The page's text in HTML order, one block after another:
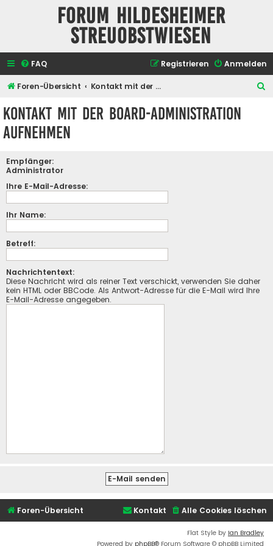
Forum Hildesheimer
Streuobstwiesen
FAQ Anmelden
Registrieren
Foren-Übersicht Kontakt mit der Board-Administration aufnehmen
Kontakt mit der Board-Administration
aufnehmen
Empfänger:
Administrator
Ihre E-Mail-Adresse:
Ihr Name:
Betreff:
Nachrichtentext:
Diese Nachricht wird als reiner Text verschickt, verwenden Sie daher
kein HTML oder BBCode. Als Antwort-Adresse für die E-Mail wird Ihre
E-Mail-Adresse angegeben.
Foren-Übersicht Alle Cookies löschen
Kontakt
Flat Style by Ian Bradley
Powered by phpBB® Forum Software © phpBB Limited